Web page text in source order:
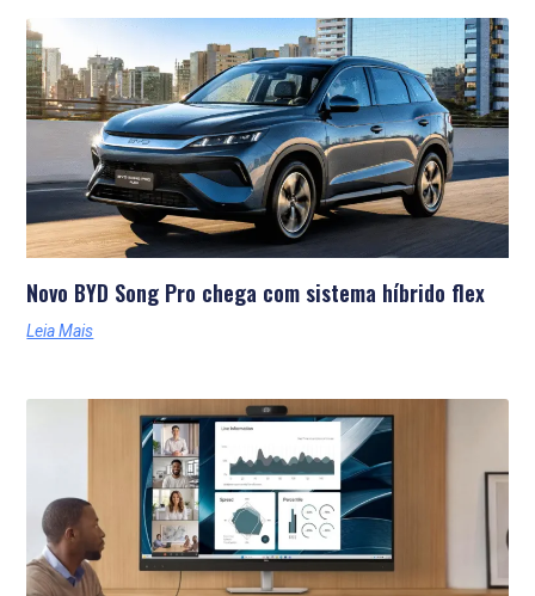
Novo BYD Song Pro chega com sistema híbrido flex
Leia Mais